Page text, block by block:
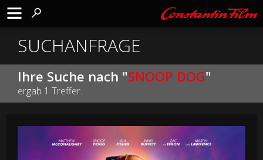
SUCHANFRAGE
Ihre Suche nach "SNOOP DOG"
ergab 1 Treffer.